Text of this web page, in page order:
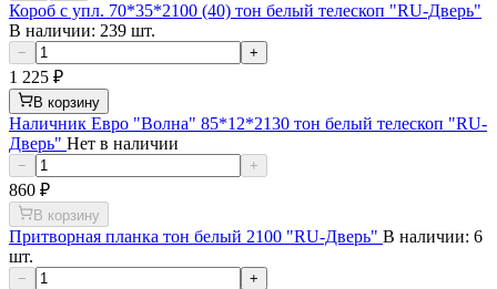
Короб с упл. 70*35*2100 (40) тон белый телескоп "RU-Дверь"
В наличии: 239 шт.
− +
1 225 ₽
В корзину
Наличник Евро "Волна" 85*12*2130 тон белый телескоп "RU-
Дверь" Нет в наличии
− +
860 ₽
В корзину
Притворная планка тон белый 2100 "RU-Дверь" В наличии: 6
шт.
− +